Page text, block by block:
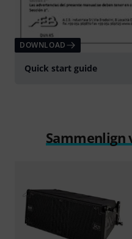
DOWNLOAD
Quick start guide
Sammenlign